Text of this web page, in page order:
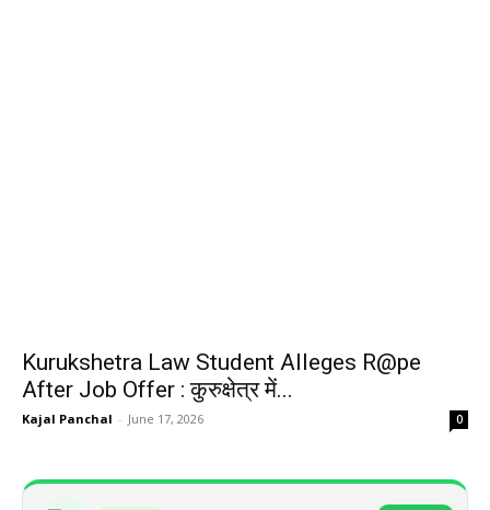
Kurukshetra Law Student Alleges R@pe
After Job Offer : कुरुक्षेत्र में...
Kajal Panchal - June 17, 2026 0